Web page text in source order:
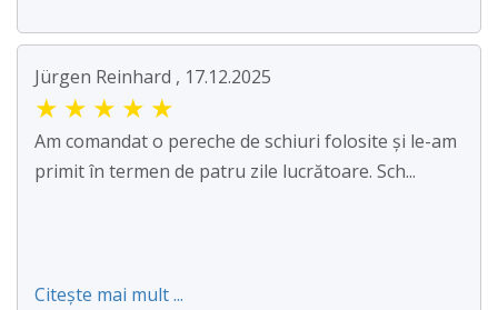
Jürgen Reinhard , 17.12.2025
★ ★ ★ ★ ★
Am comandat o pereche de schiuri folosite și le-am
primit în termen de patru zile lucrătoare. Sch...
Citește mai mult ...